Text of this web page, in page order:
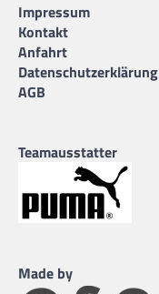
Impressum
Kontakt
Anfahrt
Datenschutzerklärung
AGB
Teamausstatter
Made by